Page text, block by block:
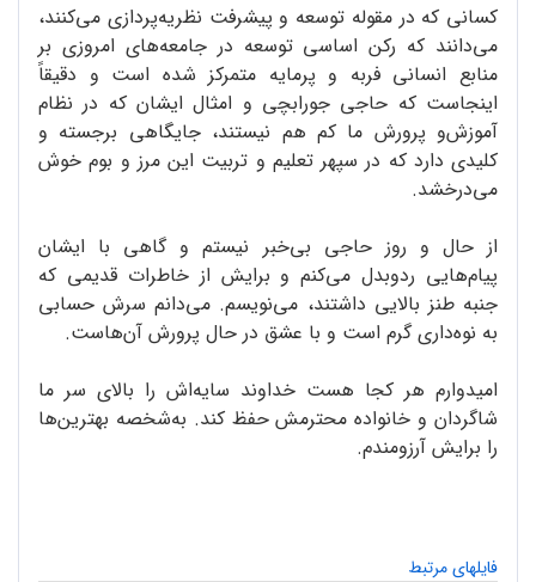
کسانی که در مقوله توسعه و پیشرفت نظریه‌پردازی می‌کنند،
می‌دانند که رکن اساسی توسعه در جامعه‌های امروزی بر
منابع انسانی فربه و پرمایه متمرکز شده است و دقیقاً
اینجاست که حاجی جورابچی و امثال ایشان که در نظام
آموزش‌و پرورش ما کم هم نیستند، جایگاهی برجسته و
کلیدی دارد که در سپهر تعلیم و تربیت این مرز و بوم خوش
می‌درخشد.
از حال و روز حاجی بی‌خبر نیستم و گاهی با ایشان
پیام‌هایی ردوبدل می‌کنم و برایش از خاطرات قدیمی که
جنبه طنز بالایی داشتند، می‌نویسم. می‌دانم سرش حسابی
به نوه‌داری گرم است و با عشق در حال پرورش آن‌هاست.
امیدوارم هر کجا هست خداوند سایه‌اش را بالای سر ما
شاگردان و خانواده محترمش حفظ کند. به‌شخصه بهترین‌ها
را برایش آرزومندم.
فایلهای مرتبط